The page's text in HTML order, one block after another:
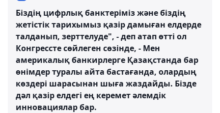
Біздің цифрлық банктеріміз және біздің
жетістік тарихымыз қазір дамыған елдерде
талданып, зерттелуде", - деп атап өтті ол
Конгрессте сөйлеген сөзінде, - Мен
америкалық банкирлерге Қазақстанда бар
өнімдер туралы айта бастағанда, олардың
көздері шарасынан шыға жаздайды. Бізде
дәл қазір елдегі ең керемет әлемдік
инновациялар бар.